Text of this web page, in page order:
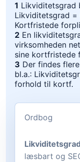
1 Likviditetsgrad
Likviditetsgrad
Kortfristede
2 En
virksomheden
sine kortfristede
3 Der findes
bl.a.:
forhold til kortf.
Ordbog
Likviditetsgrad
læsbart og